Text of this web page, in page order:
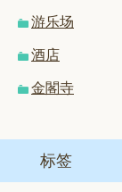
游乐场
酒店
金閣寺
标签